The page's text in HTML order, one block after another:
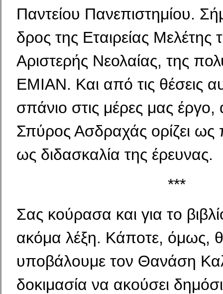
Παντείου Πανεπιστημίου.
δρος της Εταιρείας Μελέτης
Αριστερής Νεολαίας, της
ΕΜΙΑΝ. Και από τις θέσεις
σπάνιο στις μέρες μας
Σπύρος Ασδραχάς ορίζει
ως διδασκαλία της έρευνας.
***
Σας κούρασα και για το
ακόμα λέξη. Κάποτε, όμως,
υποβάλουμε τον Θανάση
δοκιμασία να ακούσει